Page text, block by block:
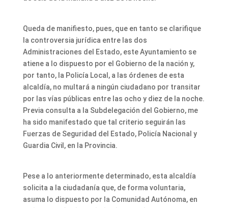
Queda de manifiesto, pues, que en tanto se clarifique
la controversia jurídica entre las dos
Administraciones del Estado, este Ayuntamiento se
atiene a lo dispuesto por el Gobierno de la nación y,
por tanto, la Policía Local, a las órdenes de esta
alcaldía, no multará a ningún ciudadano por transitar
por las vías públicas entre las ocho y diez de la noche.
Previa consulta a la Subdelegación del Gobierno, me
ha sido manifestado que tal criterio seguirán las
Fuerzas de Seguridad del Estado, Policía Nacional y
Guardia Civil, en la Provincia.
Pese a lo anteriormente determinado, esta alcaldía
solicita a la ciudadanía que, de forma voluntaria,
asuma lo dispuesto por la Comunidad Autónoma, en